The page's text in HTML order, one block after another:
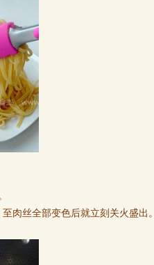
肉丝全部变色后就立刻关火盛出。